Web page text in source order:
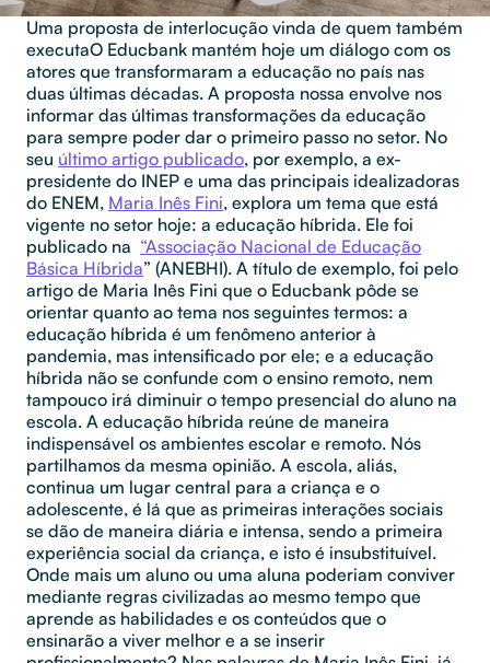
Uma proposta de interlocução vinda de quem também
executaO Educbank mantém hoje um diálogo com os
atores que transformaram a educação no país nas
duas últimas décadas. A proposta nossa envolve nos
informar das últimas transformações da educação
para sempre poder dar o primeiro passo no setor. No
seu último artigo publicado, por exemplo, a ex-
presidente do INEP e uma das principais idealizadoras
do ENEM, Maria Inês Fini, explora um tema que está
vigente no setor hoje: a educação híbrida. Ele foi
publicado na “Associação Nacional de Educação
Básica Híbrida” (ANEBHI). A título de exemplo, foi pelo
artigo de Maria Inês Fini que o Educbank pôde se
orientar quanto ao tema nos seguintes termos: a
educação híbrida é um fenômeno anterior à
pandemia, mas intensificado por ele; e a educação
híbrida não se confunde com o ensino remoto, nem
tampouco irá diminuir o tempo presencial do aluno na
escola. A educação híbrida reúne de maneira
indispensável os ambientes escolar e remoto. Nós
partilhamos da mesma opinião. A escola, aliás,
continua um lugar central para a criança e o
adolescente, é lá que as primeiras interações sociais
se dão de maneira diária e intensa, sendo a primeira
experiência social da criança, e isto é insubstituível.
Onde mais um aluno ou uma aluna poderiam conviver
mediante regras civilizadas ao mesmo tempo que
aprende as habilidades e os conteúdos que o
ensinarão a viver melhor e a se inserir